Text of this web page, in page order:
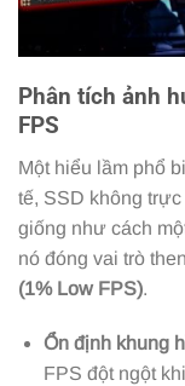
Phân tích ảnh
FPS
Một hiểu lầm phổ
tế, SSD không
giống như cách
nó đóng vai trò
(1% Low FPS).
Ổn định khung
FPS đột ngột